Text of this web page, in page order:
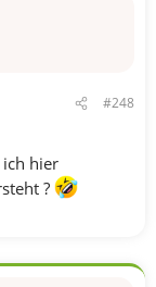
#248
hier
?